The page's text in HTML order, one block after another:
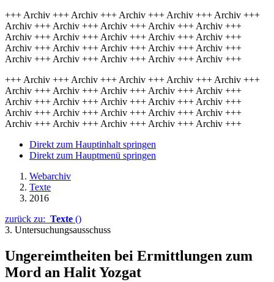
+++ Archiv +++ Archiv +++ Archiv +++ Archiv +++ Archiv +++
Archiv +++ Archiv +++ Archiv +++ Archiv +++ Archiv +++
Archiv +++ Archiv +++ Archiv +++ Archiv +++ Archiv +++
Archiv +++ Archiv +++ Archiv +++ Archiv +++ Archiv +++
Archiv +++ Archiv +++ Archiv +++ Archiv +++ Archiv +++
+++ Archiv +++ Archiv +++ Archiv +++ Archiv +++ Archiv +++
Archiv +++ Archiv +++ Archiv +++ Archiv +++ Archiv +++
Archiv +++ Archiv +++ Archiv +++ Archiv +++ Archiv +++
Archiv +++ Archiv +++ Archiv +++ Archiv +++ Archiv +++
Archiv +++ Archiv +++ Archiv +++ Archiv +++ Archiv +++
Direkt zum Hauptinhalt springen
Direkt zum Hauptmenü springen
Webarchiv
Texte
2016
zurück zu: Texte ()
3. Untersuchungsausschuss
Ungereimtheiten bei Ermittlungen zum
Mord an Halit Yozgat